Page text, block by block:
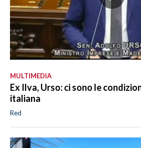
MULTIMEDIA
Ex Ilva, Urso: ci sono le
italiana
Red